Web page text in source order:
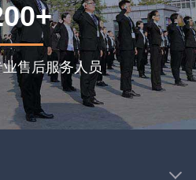
售后服务人员